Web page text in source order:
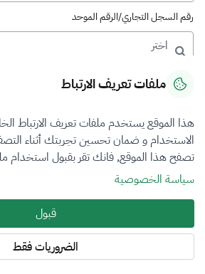
رقم السجل التجاري/الرقم الموحد
رقم الترخيص
التصنيف
VFR3
فرع التقييم
الآلات والمعدات والممتلكات المنقولة
ملفات تعريف الارتباط
هذا الموقع يستخدم ملفات تعريف الارتباط
الاستخدام و ضمان تحسين تجربتك أثناء
تصفح هذا الموقع, فانك تقر بقبول استخدام
سياسة الخصوصية
قبول
الضروريات فقط